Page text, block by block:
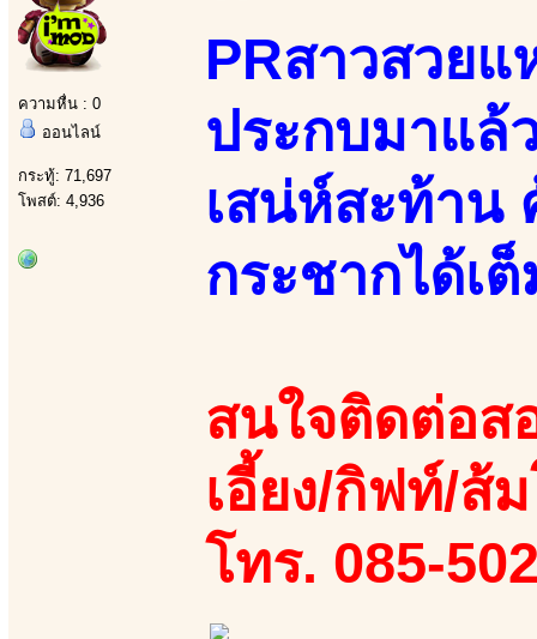
ความหื่น : 0
ออนไลน์
กระทู้: 71,697
โพสต์: 4,936
PRสาวสวย
ประกบมาแล้
เสน่ห์สะท้าน
กระชากได้เ
สนใจติดต่อส
เอี้ยง/กิฟท์/ส้
โทร. 085-